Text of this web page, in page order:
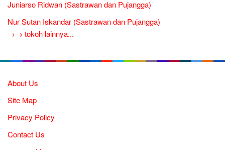
Juniarso Ridwan (Sastrawan dan Pujangga)
Nur Sutan Iskandar (Sastrawan dan Pujangga)
→→ tokoh lainnya...
About Us
Site Map
Privacy Policy
Contact Us